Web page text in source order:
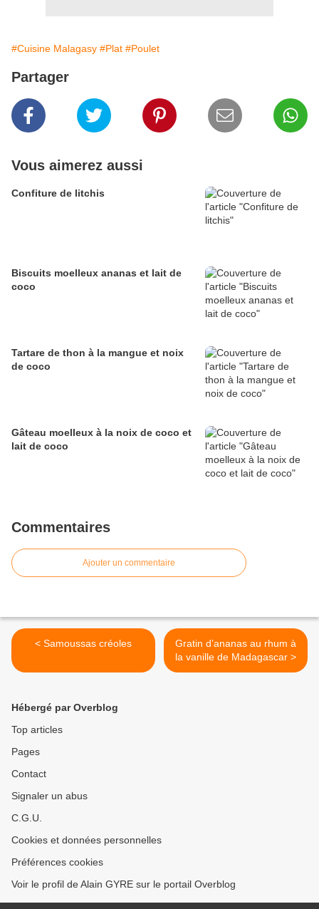
#Cuisine Malagasy #Plat #Poulet
Partager
Vous aimerez aussi
Confiture de litchis
Biscuits moelleux ananas et lait de
coco
Tartare de thon à la mangue et noix
de coco
Gâteau moelleux à la noix de coco et
lait de coco
Commentaires
Ajouter un commentaire
< Samoussas créoles
Gratin d’ananas au rhum à
la vanille de Madagascar >
Hébergé par Overblog
Top articles
Pages
Contact
Signaler un abus
C.G.U.
Cookies et données personnelles
Préférences cookies
Voir le profil de Alain GYRE sur le portail Overblog